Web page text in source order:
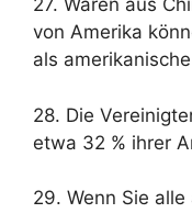
27. Waren aus
von Amerika
als
28. Die
etwa 32 % ihrer
29. Wenn Sie